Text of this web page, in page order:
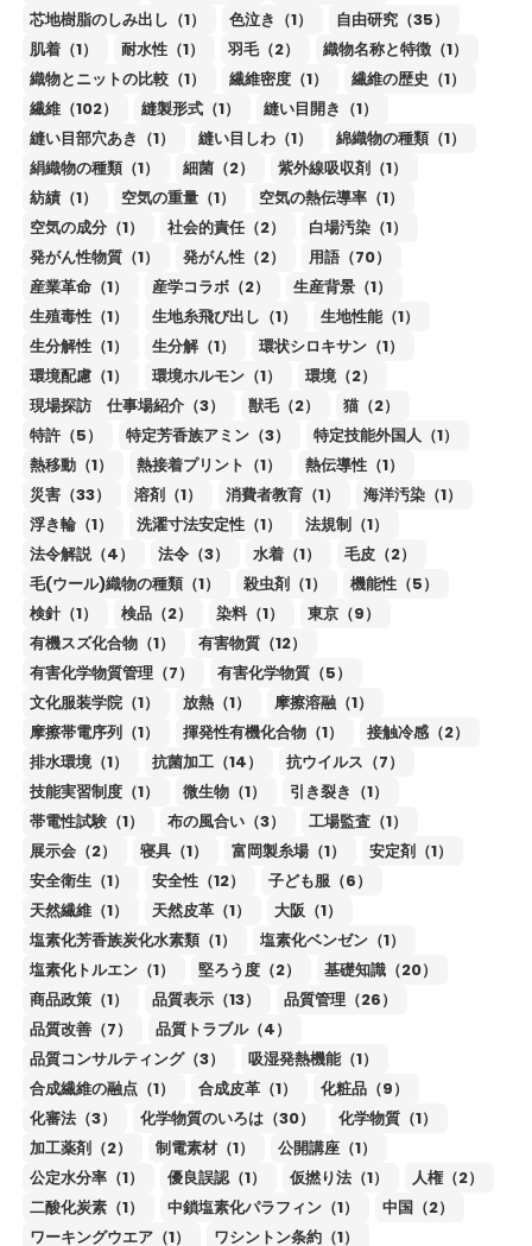
芯地樹脂のしみ出し（1）
色泣き（1）
自由研究（35）
肌着（1）
耐水性（1） 羽毛（2）
織物名称と特徴（1）
織物とニットの比較（1）
繊維密度（1）
繊維の歴史（1）
繊維（102）
縫製形式（1）
縫い目開き（1）
縫い目部穴あき（1）
縫い目しわ（1）
綿織物の種類（1）
絹織物の種類（1）
細菌（2）
紫外線吸収剤（1）
紡績（1）
空気の重量（1）
空気の熱伝導率（1）
空気の成分（1）
社会的責任（2）
白場汚染（1）
発がん性物質（1）
発がん性（2）
用語（70）
産業革命（1）
産学コラボ（2）
生産背景（1）
生殖毒性（1）
生地糸飛び出し（1）
生地性能（1）
生分解性（1）
生分解（1）
環状シロキサン（1）
環境配慮（1）
環境ホルモン（1）
環境（2）
現場探訪 仕事場紹介（3）
獣毛（2）
猫（2）
特許（5）
特定芳香族アミン（3）
特定技能外国人（1）
熱移動（1）
熱接着プリント（1）
熱伝導性（1）
災害（33）
溶剤（1） 消費者教育（1）
海洋汚染（1）
浮き輪（1）
洗濯寸法安定性（1）
法規制（1）
法令解説（4）
法令（3） 水着（1）
毛皮（2）
毛(ウール)織物の種類（1）
殺虫剤（1）
機能性（5）
検針（1）
検品（2） 染料（1）
東京（9）
有機スズ化合物（1）
有害物質（12）
有害化学物質管理（7）
有害化学物質（5）
文化服装学院（1）
放熱（1）
摩擦溶融（1）
摩擦帯電序列（1）
揮発性有機化合物（1）
接触冷感（2）
排水環境（1）
抗菌加工（14）
抗ウイルス（7）
技能実習制度（1）
微生物（1）
引き裂き（1）
帯電性試験（1）
布の風合い（3）
工場監査（1）
展示会（2）
寝具（1） 富岡製糸場（1）
安定剤（1）
安全衛生（1）
安全性（12）
子ども服（6）
天然繊維（1）
天然皮革（1）
大阪（1）
塩素化芳香族炭化水素類（1）
塩素化ベンゼン（1）
塩素化トルエン（1）
堅ろう度（2）
基礎知識（20）
商品政策（1）
品質表示（13）
品質管理（26）
品質改善（7）
品質トラブル（4）
品質コンサルティング（3）
吸湿発熱機能（1）
合成繊維の融点（1）
合成皮革（1）
化粧品（9）
化審法（3）
化学物質のいろは（30）
化学物質（1）
加工薬剤（2）
制電素材（1）
公開講座（1）
公定水分率（1）
優良誤認（1） 仮撚り法（1）
人権（2）
二酸化炭素（1）
中鎖塩素化パラフィン（1）
中国（2）
ワーキングウエア（1）
ワシントン条約（1）